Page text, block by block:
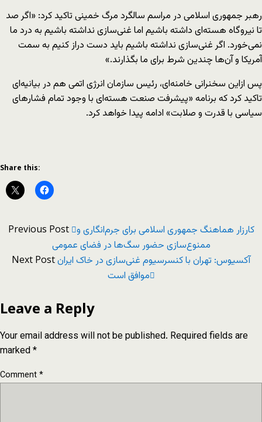
رهبر جمهوری اسلامی در مراسم سالگرد مرگ خمینی تاکید کرد: «اگر صد
تا نیروگاه هسته‌ای داشته باشیم اما غنی‌سازی نداشته باشیم به درد ما
نمی‌خورد. اگر غنی‌سازی نداشته باشیم باید دست دراز کنیم به سمت
آمریکا و آن‌ها چندین شرط برای ما بگذارند.»
پس ازاین سخنرانی خامنه‌ای، رئیس سازمان انرژی اتمی هم در بیانیه‌ای
تاکید کرد که برنامه «پیشرفت صنعت هسته‌ای با وجود تمام فشارهای
سیاسی با قدرت و صلابت» ادامه پیدا خواهد کرد.
Share this:
Previous Post کارزار هماهنگ جمهوری اسلامی برای جرم‌انگاری و
ممنوع‌سازی حضور سگ‌ها در فضای عمومی
Next Postآکسیوس: تهران با کنسرسیوم غنی‌سازی در خاک ایران
موافق است
Leave a Reply
Your email address will not be published. Required fields are
marked*
Comment*